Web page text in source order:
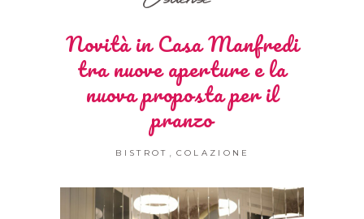
Novità in Casa Manfredi
tra nuove aperture e la
nuova proposta per il
pranzo
BISTROT COLAZIONE